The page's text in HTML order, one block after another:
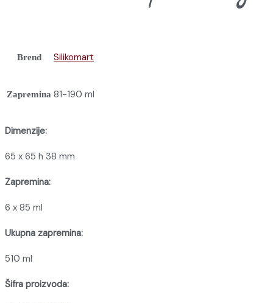
Brend Silikomart
Zapremina 81-190 ml
Dimenzije:
65 x 65 h 38 mm
Zapremina:
6 x 85 ml
Ukupna zapremina:
510 ml
Šifra proizvoda: